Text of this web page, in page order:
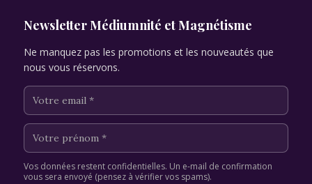
Newsletter Médiumnité et Magnétisme
Ne manquez pas les promotions et les nouveautés que
nous vous réservons.
Vos données restent confidentielles. Un e-mail de confirmation
vous sera envoyé (pensez à vérifier vos spams).